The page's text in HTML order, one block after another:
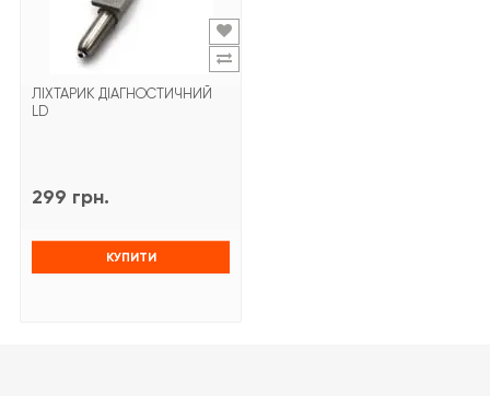
ЛІХТАРИК ДІАГНОСТИЧНИЙ
LD
299 грн.
КУПИТИ